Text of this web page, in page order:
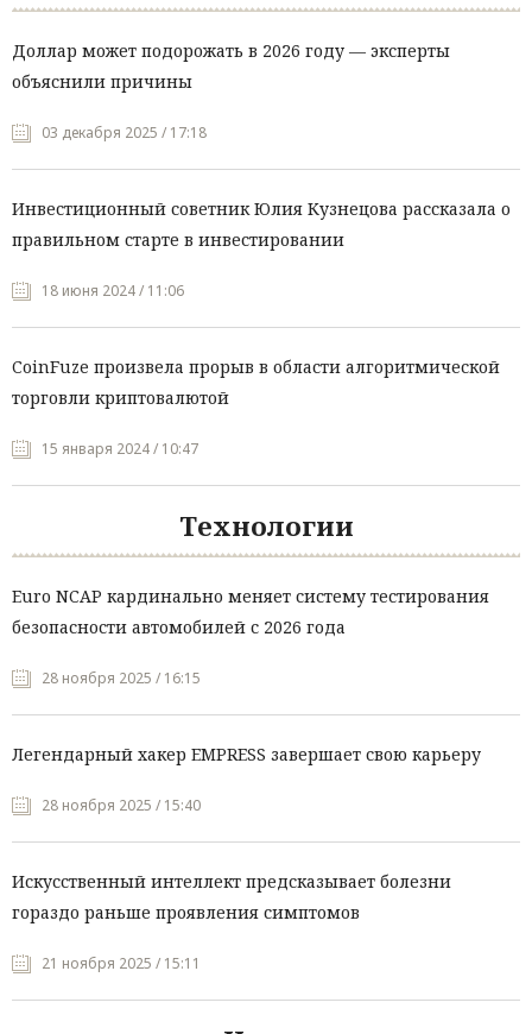
Доллар может подорожать в 2026 году — эксперты
объяснили причины
03 декабря 2025 / 17:18
Инвестиционный советник Юлия Кузнецова рассказала о
правильном старте в инвестировании
18 июня 2024 / 11:06
CoinFuze произвела прорыв в области алгоритмической
торговли криптовалютой
15 января 2024 / 10:47
Технологии
Euro NCAP кардинально меняет систему тестирования
безопасности автомобилей с 2026 года
28 ноября 2025 / 16:15
Легендарный хакер EMPRESS завершает свою карьеру
28 ноября 2025 / 15:40
Искусственный интеллект предсказывает болезни
гораздо раньше проявления симптомов
21 ноября 2025 / 15:11